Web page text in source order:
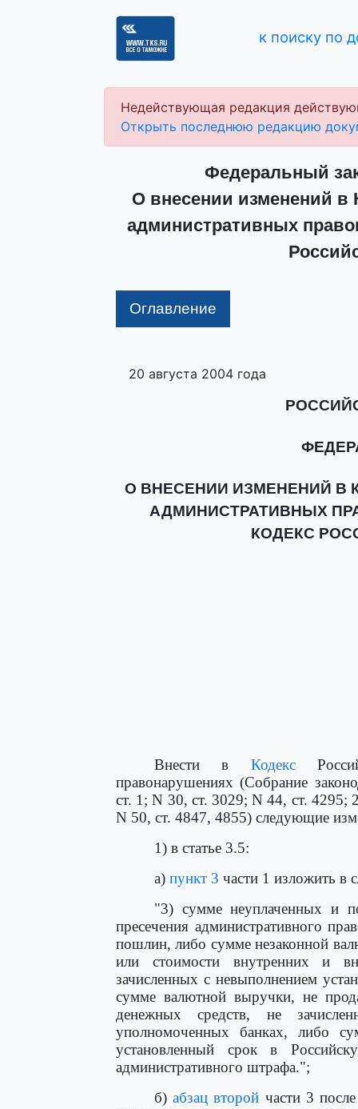
к поиску по
Недействующая редакция
Открыть последнюю редакцию
Федеральный
О внесении изменений в
административных
Оглавление
20 августа 2004 года
О ВНЕСЕНИИ ИЗМЕНЕНИЙ В
АДМИНИСТРАТИВНЫХ
КОДЕКС
Внести в Кодекс
правонарушениях (Собрание
ст. 1; N 30, ст. 3029; N 44, ст.
N 50, ст. 4847, 4855) следующие
1) в статье 3.5:
а) пункт 3 части 1 изложить в
"3) сумме неуплаченных и
пресечения административного
пошлин, либо сумме незаконной
или стоимости внутренних и
зачисленных с невыполнением
сумме валютной выручки, не
денежных средств, не
уполномоченных банках, либо
установленный срок в
административного штрафа.";
б)абзац второй части 3